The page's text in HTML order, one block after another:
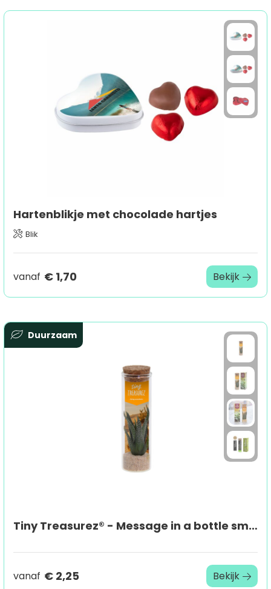
Hartenblikje met chocolade hartjes
Blik
vanaf € 1,70 Bekijk
Duurzaam
Tiny Treasurez® - Message in a bottle small
vanaf € 2,25 Bekijk